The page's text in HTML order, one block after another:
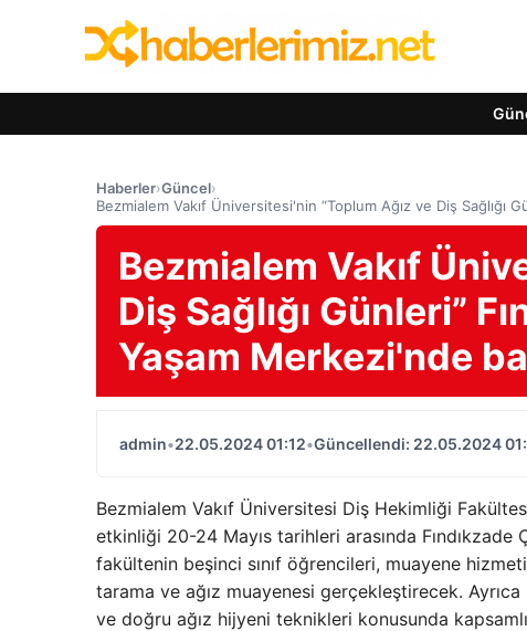
Haberler›Güncel›
Bezmialem Vakıf Üniversitesi'nin “Toplum Ağız ve Diş Sağlığı
Bezmialem Vakıf
Diş Sağlığı Günleri”
Yaşam Merkezi'nde
admin•22.05.2024 01:12•Güncellendi: 22.05.2024
Bezmialem Vakıf Üniversitesi Diş Hekimliği
etkinliği 20-24 Mayıs tarihleri ​​arasında
fakültenin beşinci sınıf öğrencileri, muayene
tarama ve ağız muayenesi gerçekleştirecek.
ve doğru ağız hijyeni teknikleri konusunda